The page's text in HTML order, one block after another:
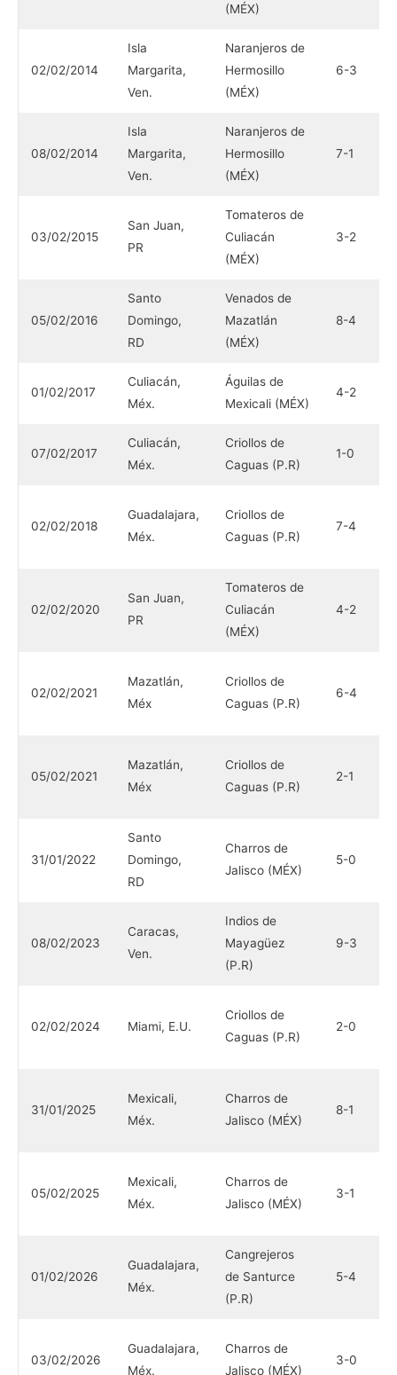
(MÉX)
02/02/2014
Isla
Margarita,
Ven.
Naranjeros de
Hermosillo
(MÉX)
6-3
08/02/2014
Isla
Margarita,
Ven.
Naranjeros de
Hermosillo
(MÉX)
7-1
03/02/2015
San Juan,
PR
Tomateros de
Culiacán
(MÉX)
3-2
05/02/2016
Santo
Domingo,
RD
Venados de
Mazatlán
(MÉX)
8-4
01/02/2017
Culiacán,
Méx.
Águilas de
Mexicali (MÉX)
4-2
07/02/2017
Culiacán,
Méx.
Criollos de
Caguas (P.R)
1-0
02/02/2018
Guadalajara,
Méx.
Criollos de
Caguas (P.R)
7-4
02/02/2020
San Juan,
PR
Tomateros de
Culiacán
(MÉX)
4-2
02/02/2021
Mazatlán,
Méx
Criollos de
Caguas (P.R)
6-4
05/02/2021
Mazatlán,
Méx
Criollos de
Caguas (P.R)
2-1
31/01/2022
Santo
Domingo,
RD
Charros de
Jalisco (MÉX)
5-0
08/02/2023
Caracas,
Ven.
Indios de
Mayagüez
(P.R)
9-3
02/02/2024 Miami, E.U.
Criollos de
Caguas (P.R)
2-0
31/01/2025
Mexicali,
Méx.
Charros de
Jalisco (MÉX)
8-1
05/02/2025
Mexicali,
Méx.
Charros de
Jalisco (MÉX)
3-1
01/02/2026
Guadalajara,
Méx.
Cangrejeros
de Santurce
(P.R)
5-4
03/02/2026
Guadalajara,
Méx.
Charros de
Jalisco (MÉX)
3-0